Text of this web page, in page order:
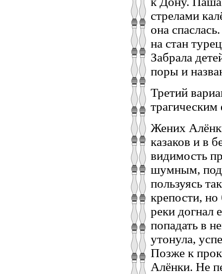
стрелами
она
на стан
Забрала
поры и
Третий
Жених
казаков и в
видимость
шумным,
пользуясь
крепости, но
реки догнал
попадать в
утонула,
Позже к
Алёнки. Не